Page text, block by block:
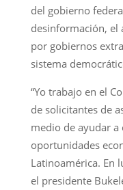
del gobierno
desinformación, el
por gobiernos
sistema
“Yo trabajo en el
de solicitantes de
medio de ayudar a
oportunidades
Latinoamérica. En
el presidente